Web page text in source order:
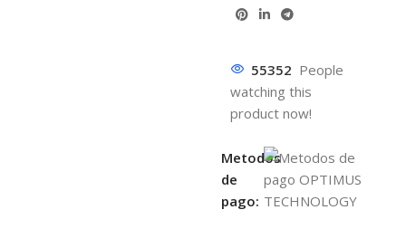
55352 People
watching this
product now!
Metodos
de
pago: